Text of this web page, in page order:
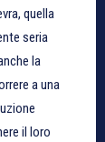
quella
seria
la
a una
il loro